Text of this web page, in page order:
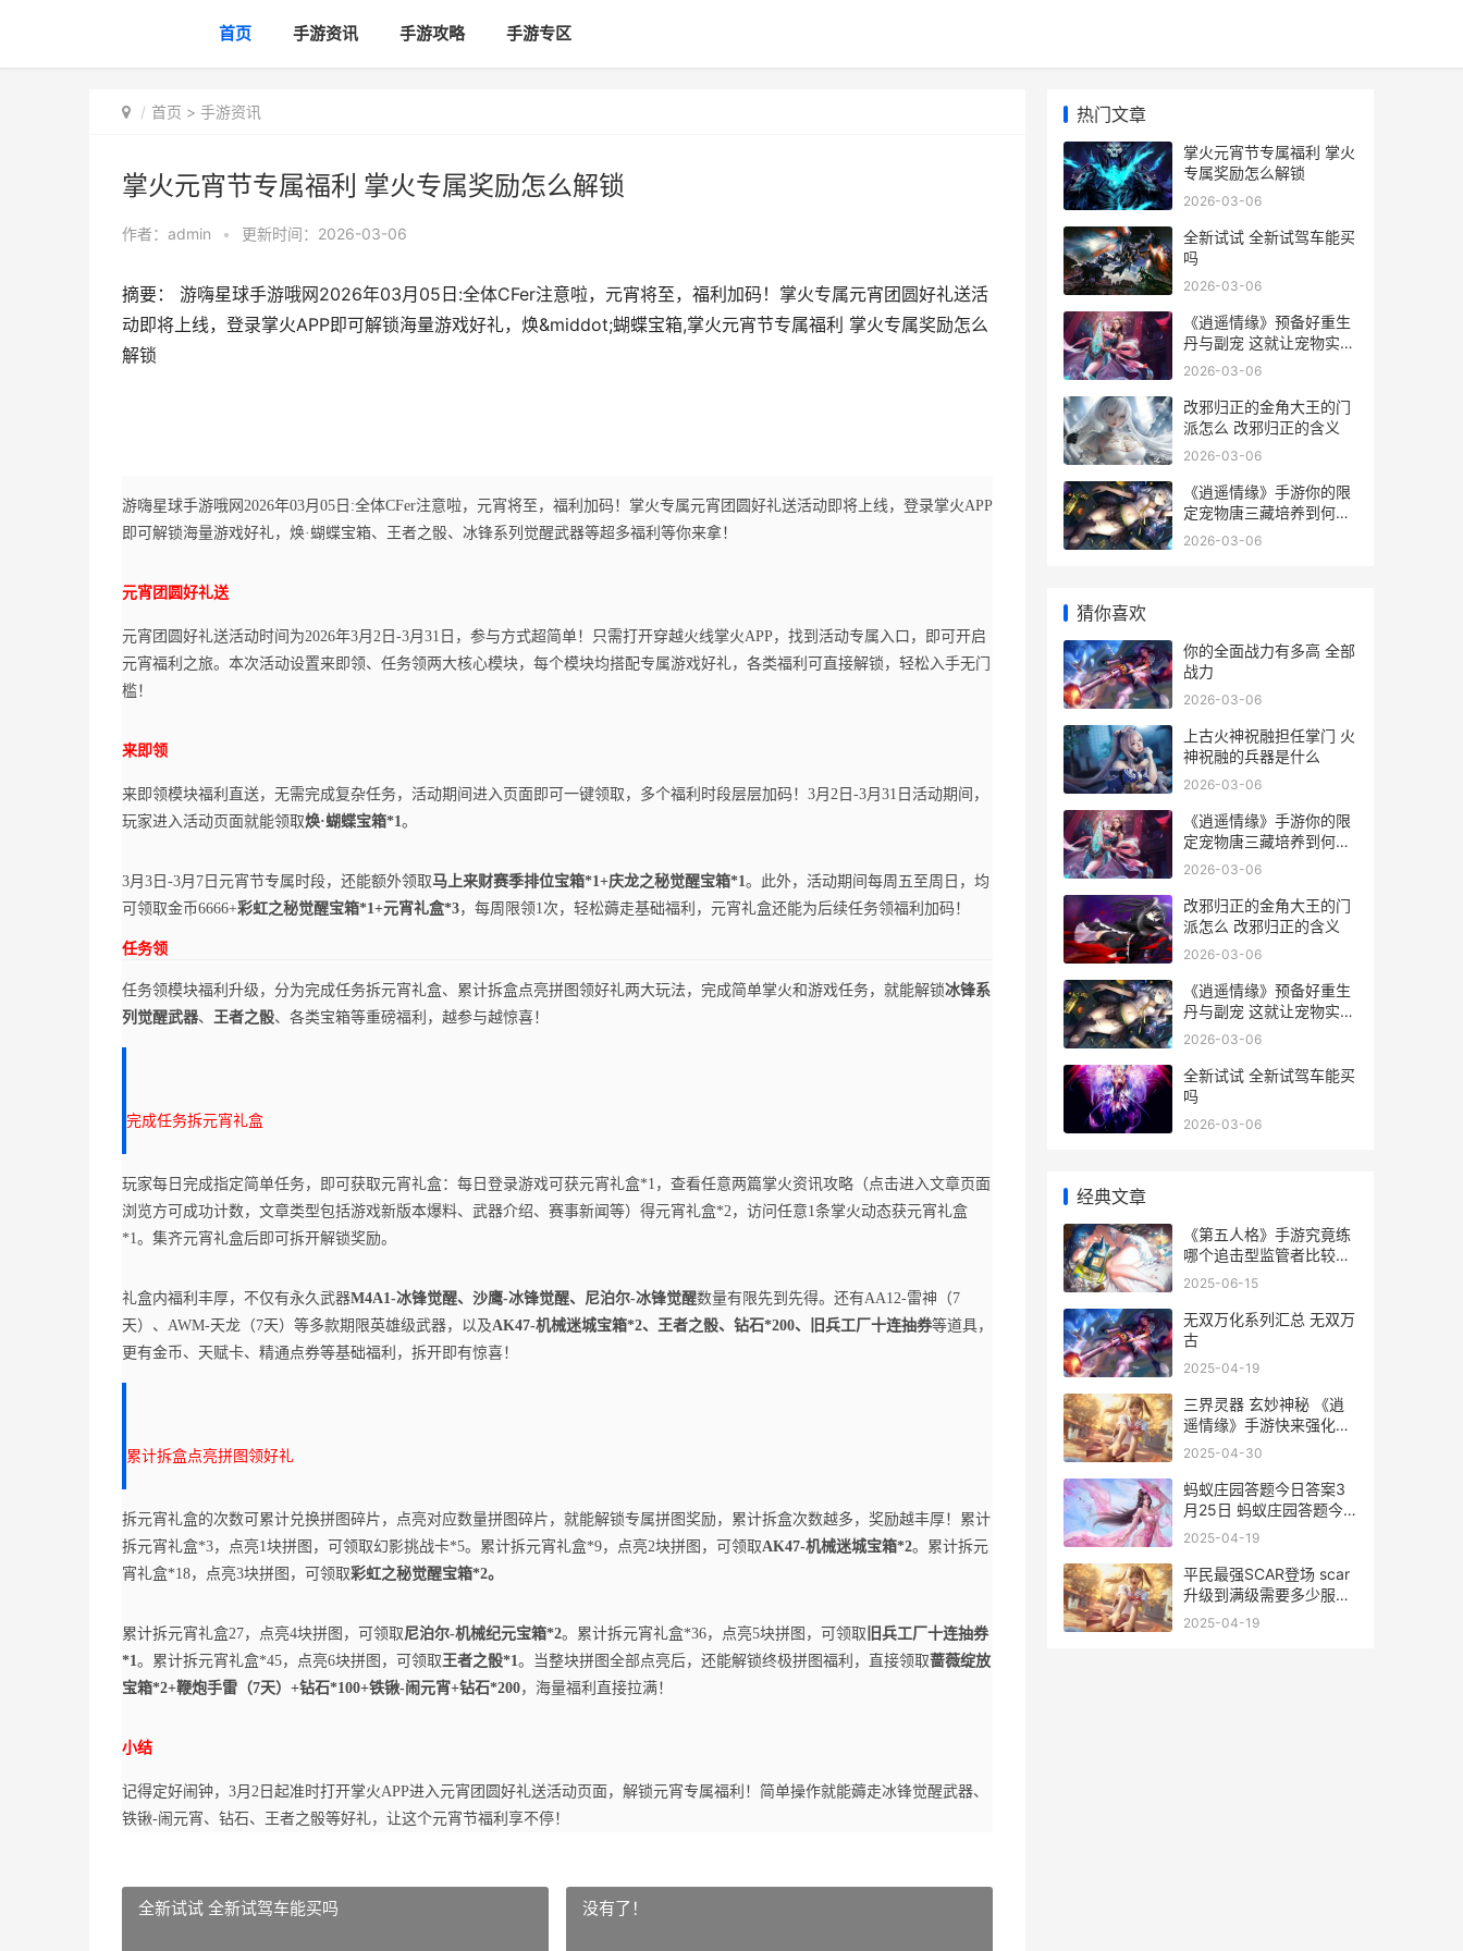
首页 手游资讯 手游攻略 手游专区
首页 > 手游资讯
掌火元宵节专属福利 掌火专属奖励怎么解锁
作者： admin • 更新时间：2026-03-06
摘要： 游嗨星球手游哦网2026年03月05日:全体CFer注意啦，元宵将至，福利加码！掌火专属元宵团圆好礼送活
动即将上线，登录掌火APP即可解锁海量游戏好礼，焕&middot;蝴蝶宝箱,掌火元宵节专属福利 掌火专属奖励怎么
解锁
游嗨星球手游哦网2026年03月05日:全体CFer注意啦，元宵将至，福利加码！掌火专属元宵团圆好礼送活动即将上线，登录掌火APP
即可解锁海量游戏好礼，焕·蝴蝶宝箱、王者之骰、冰锋系列觉醒武器等超多福利等你来拿！
元宵团圆好礼送
元宵团圆好礼送活动时间为2026年3月2日-3月31日，参与方式超简单！只需打开穿越火线掌火APP，找到活动专属入口，即可开启
元宵福利之旅。本次活动设置来即领、任务领两大核心模块，每个模块均搭配专属游戏好礼，各类福利可直接解锁，轻松入手无门
槛！
来即领
来即领模块福利直送，无需完成复杂任务，活动期间进入页面即可一键领取，多个福利时段层层加码！3月2日-3月31日活动期间，
玩家进入活动页面就能领取焕·蝴蝶宝箱*1。
3月3日-3月7日元宵节专属时段，还能额外领取马上来财赛季排位宝箱*1+庆龙之秘觉醒宝箱*1。此外，活动期间每周五至周日，均
可领取金币6666+彩虹之秘觉醒宝箱*1+元宵礼盒*3，每周限领1次，轻松薅走基础福利，元宵礼盒还能为后续任务领福利加码！
任务领
任务领模块福利升级，分为完成任务拆元宵礼盒、累计拆盒点亮拼图领好礼两大玩法，完成简单掌火和游戏任务，就能解锁冰锋系
列觉醒武器、 王者之骰、各类宝箱等重磅福利，越参与越惊喜！
完成任务拆元宵礼盒
玩家每日完成指定简单任务，即可获取元宵礼盒：每日登录游戏可获元宵礼盒*1，查看任意两篇掌火资讯攻略（点击进入文章页面
浏览方可成功计数，文章类型包括游戏新版本爆料、武器介绍、赛事新闻等）得元宵礼盒*2，访问任意1条掌火动态获元宵礼盒
*1。集齐元宵礼盒后即可拆开解锁奖励。
礼盒内福利丰厚，不仅有永久武器M4A1-冰锋觉醒、沙鹰-冰锋觉醒、尼泊尔-冰锋觉醒数量有限先到先得。还有AA12-雷神（7
天）、AWM-天龙（7天）等多款期限英雄级武器，以及AK47-机械迷城宝箱*2、王者之骰、钻石*200、旧兵工厂十连抽券等道具，
更有金币、天赋卡、精通点券等基础福利，拆开即有惊喜！
累计拆盒点亮拼图领好礼
拆元宵礼盒的次数可累计兑换拼图碎片，点亮对应数量拼图碎片，就能解锁专属拼图奖励，累计拆盒次数越多，奖励越丰厚！累计
拆元宵礼盒*3，点亮1块拼图，可领取幻影挑战卡*5。累计拆元宵礼盒*9，点亮2块拼图，可领取AK47-机械迷城宝箱*2。累计拆元
宵礼盒*18，点亮3块拼图，可领取彩虹之秘觉醒宝箱*2。
累计拆元宵礼盒27，点亮4块拼图，可领取尼泊尔-机械纪元宝箱*2。累计拆元宵礼盒*36，点亮5块拼图，可领取 旧兵工厂十连抽券
*1。累计拆元宵礼盒*45，点亮6块拼图，可领取王者之骰*1。当整块拼图全部点亮后，还能解锁终极拼图福利，直接领取蔷薇绽放
宝箱*2+鞭炮手雷（7天）+钻石*100+铁锹-闹元宵+钻石*200，海量福利直接拉满！
小结
记得定好闹钟，3月2日起准时打开掌火APP进入元宵团圆好礼送活动页面，解锁元宵专属福利！简单操作就能薅走冰锋觉醒武器、
铁锹-闹元宵、钻石、王者之骰等好礼，让这个元宵节福利享不停！
全新试试 全新试驾车能买吗 没有了！
热门文章
掌火元宵节专属福利 掌火
专属奖励怎么解锁
2026-03-06
全新试试 全新试驾车能买
吗
2026-03-06
《逍遥情缘》预备好重生
丹与副宠 这就让宠物实力
飞升 门面必须出众! 《逍
2026-03-06
改邪归正的金角大王的门
派怎么 改邪归正的含义
2026-03-06
《逍遥情缘》手游你的限
定宠物唐三藏培养到何种
程度啦 逍遥情缘手游答题
2026-03-06
猜你喜欢
你的全面战力有多高 全部
战力
2026-03-06
上古火神祝融担任掌门 火
神祝融的兵器是什么
2026-03-06
《逍遥情缘》手游你的限
定宠物唐三藏培养到何种
程度啦 逍遥情缘手游答题
2026-03-06
改邪归正的金角大王的门
派怎么 改邪归正的含义
2026-03-06
《逍遥情缘》预备好重生
丹与副宠 这就让宠物实力
飞升 门面必须出众! 《逍
2026-03-06
全新试试 全新试驾车能买
吗
2026-03-06
经典文章
《第五人格》手游究竟练
哪个追击型监管者比较合
适 第五人格手机和电脑账
2025-06-15
无双万化系列汇总 无双万
古
2025-04-19
三界灵器 玄妙神秘 《逍
遥情缘》手游快来强化你
的灵器法宝吧 三界玄天
2025-04-30
蚂蚁庄园答题今日答案3
月25日 蚂蚁庄园答题今
日答案汇总 蚂蚁庄园答题
2025-04-19
平民最强SCAR登场 scar
升级到满级需要多少服饰
币
2025-04-19